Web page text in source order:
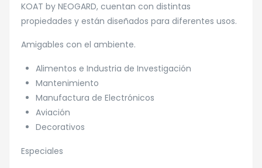
KOAT by NEOGARD, cuentan con distintas
propiedades y están diseñados para diferentes usos.
Amigables con el ambiente.
Alimentos e Industria de Investigación
Mantenimiento
Manufactura de Electrónicos
Aviación
Decorativos
Especiales